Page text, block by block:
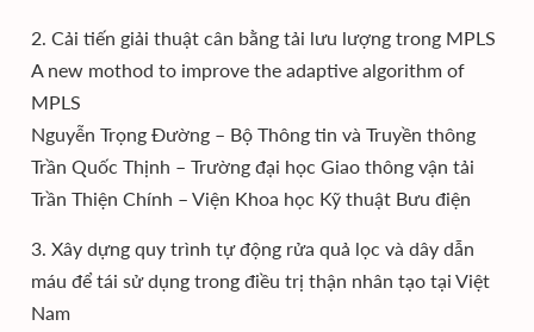
2. Cải tiến giải thuật cân bằng tải lưu lượng trong MPLS
A new mothod to improve the adaptive algorithm of
MPLS
Nguyễn Trọng Đường – Bộ Thông tin và Truyền thông
Trần Quốc Thịnh – Trường đại học Giao thông vận tải
Trần Thiện Chính – Viện Khoa học Kỹ thuật Bưu điện
3. Xây dựng quy trình tự động rửa quả lọc và dây dẫn
máu để tái sử dụng trong điều trị thận nhân tạo tại Việt
Nam